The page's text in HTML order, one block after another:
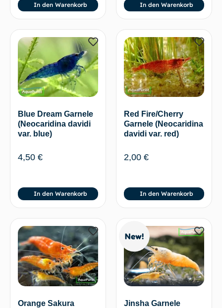
In den Warenkorb In den Warenkorb
Blue Dream Garnele
(Neocaridina davidi
var. blue)
4,50 €
In den Warenkorb
Red Fire/Cherry
Garnele (Neocaridina
davidi var. red)
2,00 €
In den Warenkorb
Orange Sakura
New!
Jinsha Garnele